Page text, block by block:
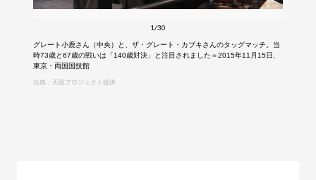
1/30
グレート小鹿さん（中央）と、ザ・グレート・カブキさんのタッグマッチ。当
時73歳と67歳の戦いは「140歳対決」と注目されました＝2015年11月15日、
東京・両国国技館
出典：天龍プロジェクト提供